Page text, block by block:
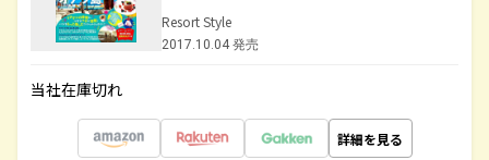
Resort Style
2017.10.04 発売
当社在庫切れ
詳細を見る